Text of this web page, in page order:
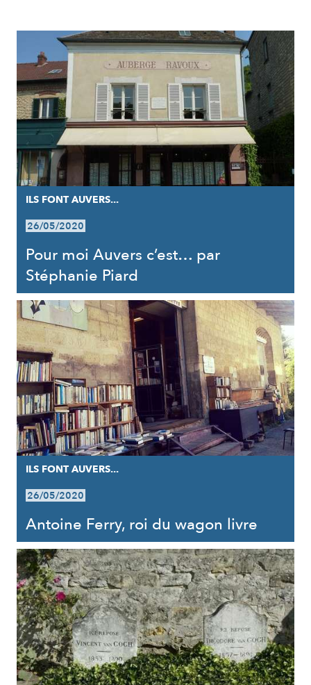
RÉSULTATS
ILS FONT AUVERS...
26/05/2020
Pour moi Auvers c’est… par
Stéphanie Piard
ILS FONT AUVERS...
26/05/2020
Antoine Ferry, roi du wagon livre